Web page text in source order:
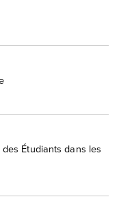
Étudiants dans les